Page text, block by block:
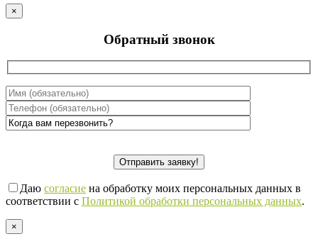
×
Обратный звонок
Даю согласие на обработку моих персональных данных в
соответствии с Политикой обработки персональных данных.
×